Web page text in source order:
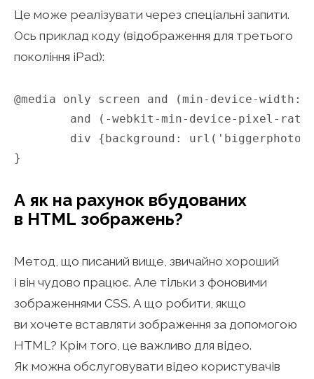
Це може реалізувати через спеціальні запити.
Ось приклад коду (відображення для третього
покоління iPad):
@media only screen and (min-device-width:
and (-webkit-min-device-pixel-
}
А як на рахунок вбудованих
в HTML зображень?
Метод, що писаний вище, звичайно хороший
і він чудово працює. Але тільки з фоновими
зображеннями CSS. А що робити, якщо
ви хочете вставляти зображення за допомогою
HTML? Крім того, це важливо для відео.
Як можна обслуговувати відео користувачів